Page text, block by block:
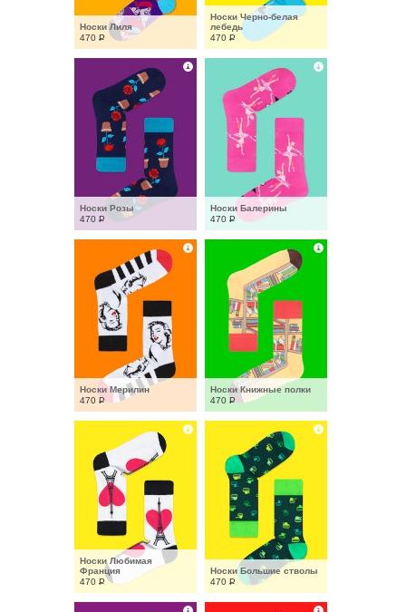
Носки Лиля
470 Р
Носки Черно-белая
лебедь
470 Р
Носки Розы
470 Р
Носки Балерины
470 Р
Носки Мерилин
470 Р
Носки Книжные полки
470 Р
Носки Любимая
Франция
470 Р
Носки Большие стволы
470 Р